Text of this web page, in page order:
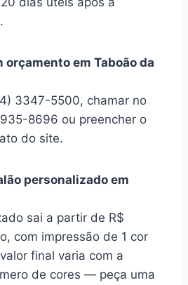
em Taboão da
3347-5500, chamar no
8696 ou preencher o
do site.
personalizado em
sai a partir de R$
com impressão de 1 cor
final varia com a
de cores — peça uma